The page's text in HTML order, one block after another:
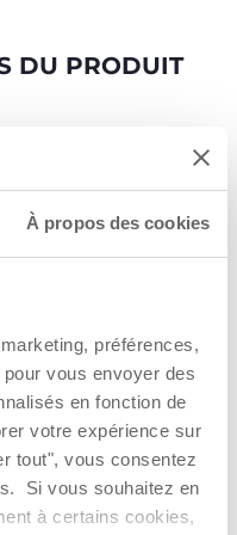
À propos des cookies
préférences,
vous envoyer des
en fonction de
votre expérience sur
tout", vous consentez
Si vous souhaitez en
à certains cookies,
DU PRODUIT
SIÈGE-AUTO ET
TOUCH
à la technologie
la
Bellagio